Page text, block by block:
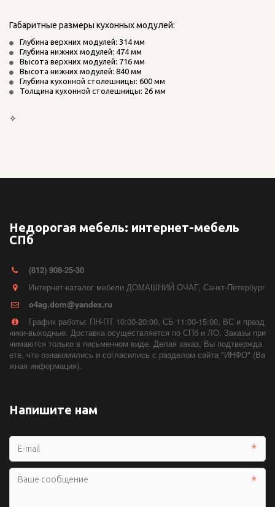
Габаритные размеры кухонных модулей:
Глубина верхних модулей: 314 мм
Глубина нижних модулей: 474 мм
Высота верхних модулей: 716 мм
Высота нижних модулей: 840 мм
Глубина кухонной столешницы: 600 мм
Толщина кухонной столешницы: 26 мм
✧
Недорогая мебель: интернет-мебель
СПб
(812) 908-25-30
Интернет-каталог мебели ДОМАШНИЙ ОЧАГ, Санкт-Петербург
o4ag.dom@yandex.ru
График работы: ПН-ПТ 10:00-20:00, СБ 11:00-15:00, ВС и празд
ники-выходные. Доставка осуществляется по СПб и ЛО. Заказы при
нимаются только в письменном виде. Делая заказ, Вы подтвержда
ете, что ознакомились и согласились с разделом сайта "ИНФО" (Ва
жная информация).
Напишите нам
*
*